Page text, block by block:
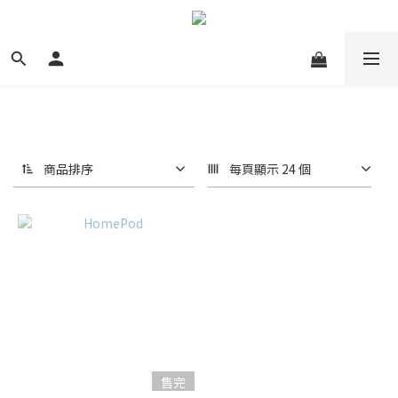
商品排序 每頁顯示 24 個
售完